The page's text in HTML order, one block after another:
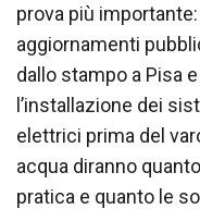
prova più
aggiornamenti
dallo stampo a Pisa
l’installazione dei
elettrici prima del
acqua diranno
pratica e quanto le